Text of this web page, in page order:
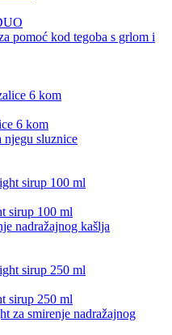
pomoć kod tegoba s grlom i
6 kom
sluznice
sirup 100 ml
nadražajnog kašlja
sirup 250 ml
za smirenje nadražajnog